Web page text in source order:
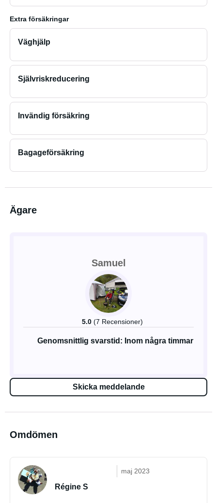
Extra försäkringar
Väghjälp
Självriskreducering
Invändig försäkring
Bagageförsäkring
Ägare
Samuel
5.0 (7 Recensioner)
Genomsnittlig svarstid: Inom några timmar
Skicka meddelande
Omdömen
maj 2023
Régine S